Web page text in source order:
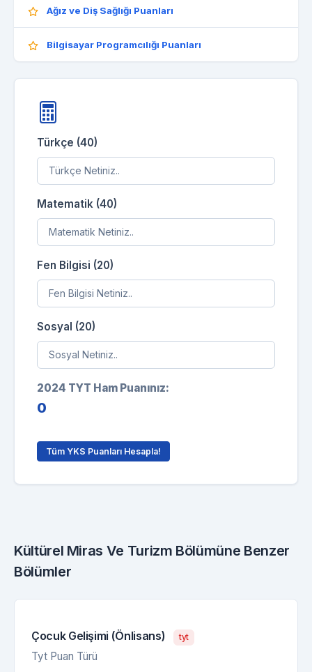
Ağız ve Diş Sağlığı Puanları
Bilgisayar Programcılığı Puanları
Türkçe (40)
Matematik (40)
Fen Bilgisi (20)
Sosyal (20)
2024 TYT Ham Puanınız:
0
Tüm YKS Puanları Hesapla!
Kültürel Miras Ve Turizm Bölümüne Benzer
Bölümler
Çocuk Gelişimi (Önlisans) tyt
Tyt Puan Türü